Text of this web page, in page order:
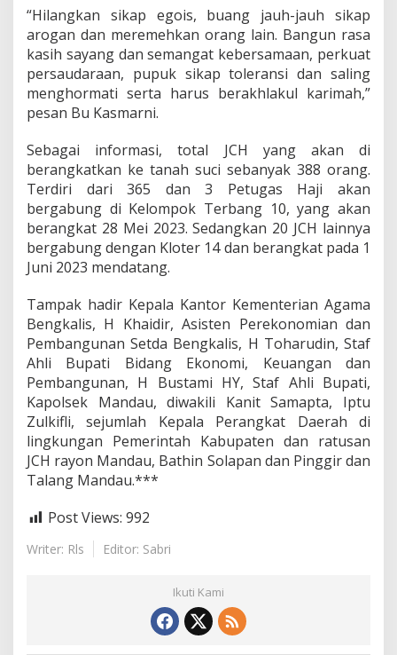
h
u
a
n
u
“Hilangkan sikap egois, buang jauh-jauh sikap
arogan dan meremehkan orang lain. Bangun rasa
kasih sayang dan semangat kebersamaan, perkuat
persaudaraan, pupuk sikap toleransi dan saling
menghormati serta harus berakhlakul karimah,”
pesan Bu Kasmarni.
Sebagai informasi, total JCH yang akan di
berangkatkan ke tanah suci sebanyak 388 orang.
Terdiri dari 365 dan 3 Petugas Haji akan
bergabung di Kelompok Terbang 10, yang akan
berangkat 28 Mei 2023. Sedangkan 20 JCH lainnya
bergabung dengan Kloter 14 dan berangkat pada 1
Juni 2023 mendatang.
Tampak hadir Kepala Kantor Kementerian Agama
Bengkalis, H Khaidir, Asisten Perekonomian dan
Pembangunan Setda Bengkalis, H Toharudin, Staf
Ahli Bupati Bidang Ekonomi, Keuangan dan
Pembangunan, H Bustami HY, Staf Ahli Bupati,
Kapolsek Mandau, diwakili Kanit Samapta, Iptu
Zulkifli, sejumlah Kepala Perangkat Daerah di
lingkungan Pemerintah Kabupaten dan ratusan
JCH rayon Mandau, Bathin Solapan dan Pinggir dan
Talang Mandau.***
Post Views: 992
Writer: Rls Editor: Sabri
Ikuti Kami